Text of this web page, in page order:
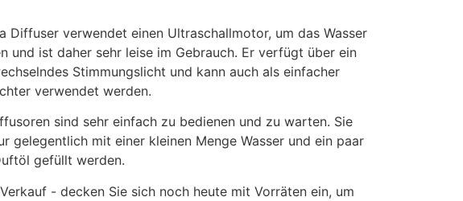
Diffuser verwendet einen Ultraschallmotor, um das Wasser
und ist daher sehr leise im Gebrauch. Er verfügt über ein
Stimmungslicht und kann auch als einfacher
verwendet werden.
sind sehr einfach zu bedienen und zu warten. Sie
gelegentlich mit einer kleinen Menge Wasser und ein paar
gefüllt werden.
- decken Sie sich noch heute mit Vorräten ein, um